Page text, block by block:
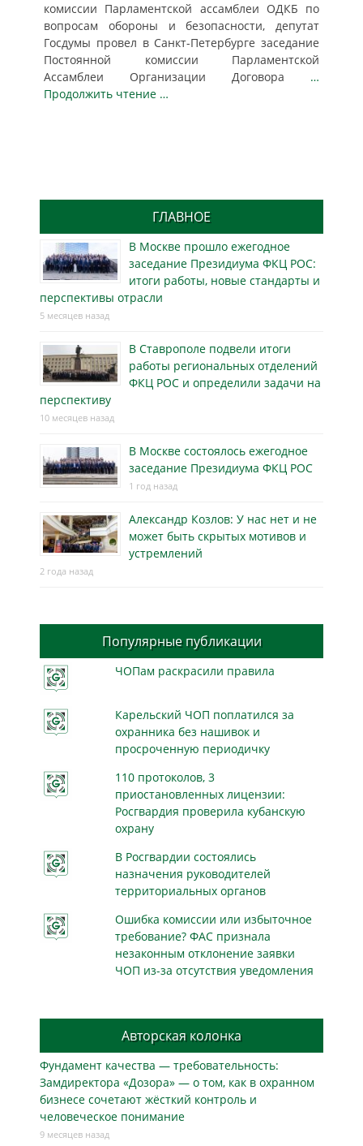
комиссии Парламентской ассамблеи ОДКБ по
вопросам обороны и безопасности, депутат
Госдумы провел в Санкт-Петербурге заседание
Постоянной комиссии Парламентской
Ассамблеи Организации Договора …
Продолжить чтение …
ГЛАВНОЕ
В Москве прошло ежегодное
заседание Президиума ФКЦ РОС:
итоги работы, новые стандарты и
перспективы отрасли
5 месяцев назад
В Ставрополе подвели итоги
работы региональных отделений
ФКЦ РОС и определили задачи на
перспективу
10 месяцев назад
В Москве состоялось ежегодное
заседание Президиума ФКЦ РОС
1 год назад
Александр Козлов: У нас нет и не
может быть скрытых мотивов и
устремлений
2 года назад
Популярные публикации
ЧОПам раскрасили правила
Карельский ЧОП поплатился за
охранника без нашивок и
просроченную периодичку
110 протоколов, 3
приостановленных лицензии:
Росгвардия проверила кубанскую
охрану
В Росгвардии состоялись
назначения руководителей
территориальных органов
Ошибка комиссии или избыточное
требование? ФАС признала
незаконным отклонение заявки
ЧОП из-за отсутствия уведомления
Авторская колонка
Фундамент качества — требовательность:
Замдиректора «Дозора» — о том, как в охранном
бизнесe сочетают жёсткий контроль и
человеческое понимание
9 месяцев назад